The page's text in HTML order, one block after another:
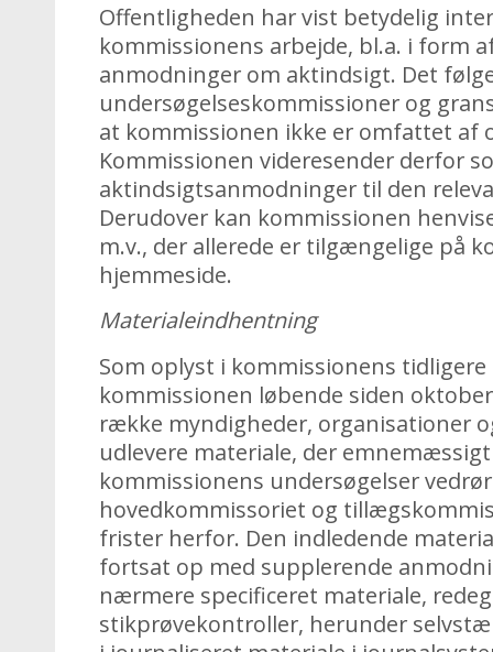
Offentligheden har vist betydelig
kommissionens arbejde, bl.a. i form
anmodninger om aktindsigt. Det
undersøgelseskommissioner og
at kommissionen ikke er omfattet af
Kommissionen videresender derfor
aktindsigtsanmodninger til den
Derudover kan kommissionen
m.v., der allerede er tilgængelige på
hjemmeside.
Materialeindhentning
Som oplyst i kommissionens
kommissionen løbende siden
række myndigheder, organisationer
udlevere materiale, der
kommissionens undersøgelser
hovedkommissoriet og
frister herfor. Den indledende
fortsat op med supplerende
nærmere specificeret materiale,
stikprøvekontroller, herunder